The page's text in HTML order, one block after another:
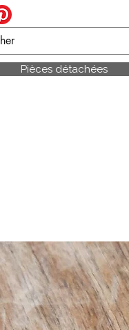
Pièces détachées